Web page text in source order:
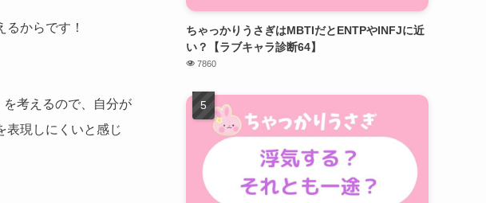
からです！
考えるので、自分が
表現しにくいと感じ
ちゃっかりうさぎはMBTIだとENTPやINFJに近
い？【ラブキャラ診断64】
7860